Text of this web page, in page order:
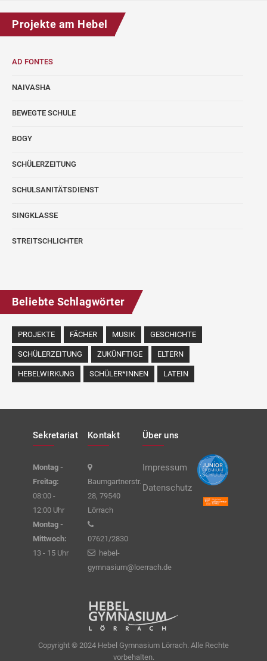
Projekte am Hebel
AD FONTES
NAIVASHA
BEWEGTE SCHULE
BOGY
SCHÜLERZEITUNG
SCHULSANITÄTSDIENST
SINGKLASSE
STREITSCHLICHTER
Beliebte Schlagwörter
PROJEKTE FÄCHER MUSIK GESCHICHTE
SCHÜLERZEITUNG ZUKÜNFTIGE ELTERN
HEBELWIRKUNG SCHÜLER*INNEN LATEIN
Sekretariat
Montag -
Freitag:
08:00 -
12:00 Uhr
Montag -
Mittwoch:
13 - 15 Uhr
Kontakt
Baumgartnerstr.
28, 79540
Lörrach
07621/2830
hebel-
gymnasium@loerrach.de
Über uns
Impressum
Datenschutz
Copyright © 2024 Hebel Gymnasium Lörrach. Alle Rechte
vorbehalten.